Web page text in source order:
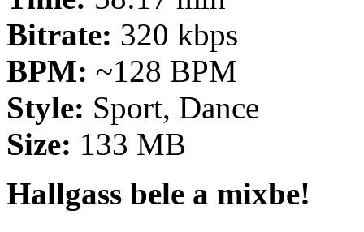
Bitrate: 320 kbps
BPM: ~128 BPM
Style: Sport, Dance
Size: 133 MB
Hallgass bele a mixbe!